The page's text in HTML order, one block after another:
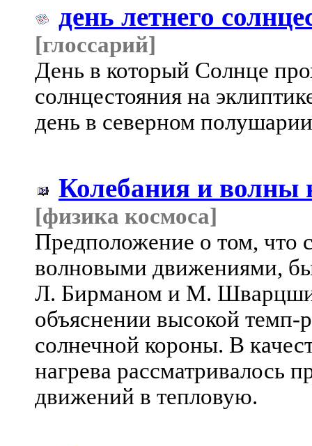
день летнего
[глоссарий]
День в который Солнце
солнцестояния на
день в северном
Колебания и волны
[физика космоса]
Предположение о том, что
волновыми движениями,
Л. Бирманом и М.
объяснении высокой
солнечной короны. В
нагрева рассматривалось
движений в тепловую.